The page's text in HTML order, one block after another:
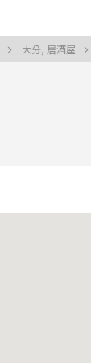
大分, 居酒屋